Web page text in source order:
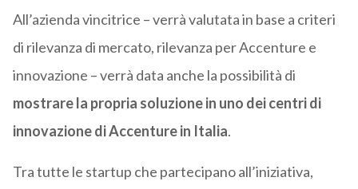
All’azienda vincitrice – verrà valutata in base a criteri
di rilevanza di mercato, rilevanza per Accenture e
innovazione – verrà data anche la possibilità di
mostrare la propria soluzione in uno dei centri di
innovazione di Accenture in Italia.
Tra tutte le startup che partecipano all’iniziativa,